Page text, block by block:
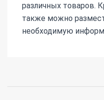
различных товаров.
также можно
необходимую